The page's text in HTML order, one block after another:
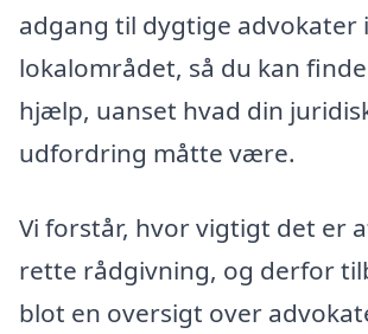
adgang til dygtige advokater i
lokalområdet, så du kan
hjælp, uanset hvad din
udfordring måtte være.
Vi forstår, hvor vigtigt det er
rette rådgivning, og derfor
blot en oversigt over